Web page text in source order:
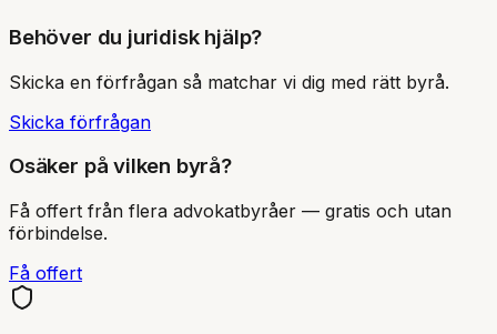
Behöver du juridisk hjälp?
Skicka en förfrågan så matchar vi dig med rätt byrå.
Skicka förfrågan
Osäker på vilken byrå?
Få offert från flera advokatbyråer — gratis och utan
förbindelse.
Få offert